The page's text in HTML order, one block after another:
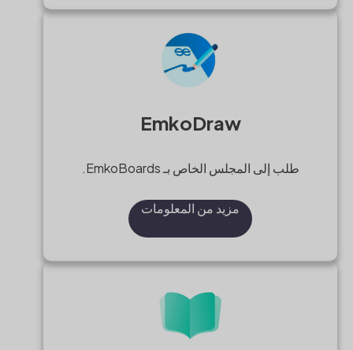
EmkoDraw
طلب إلى المجلس الخاص بـ EmkoBoards.
مزيد من المعلومات